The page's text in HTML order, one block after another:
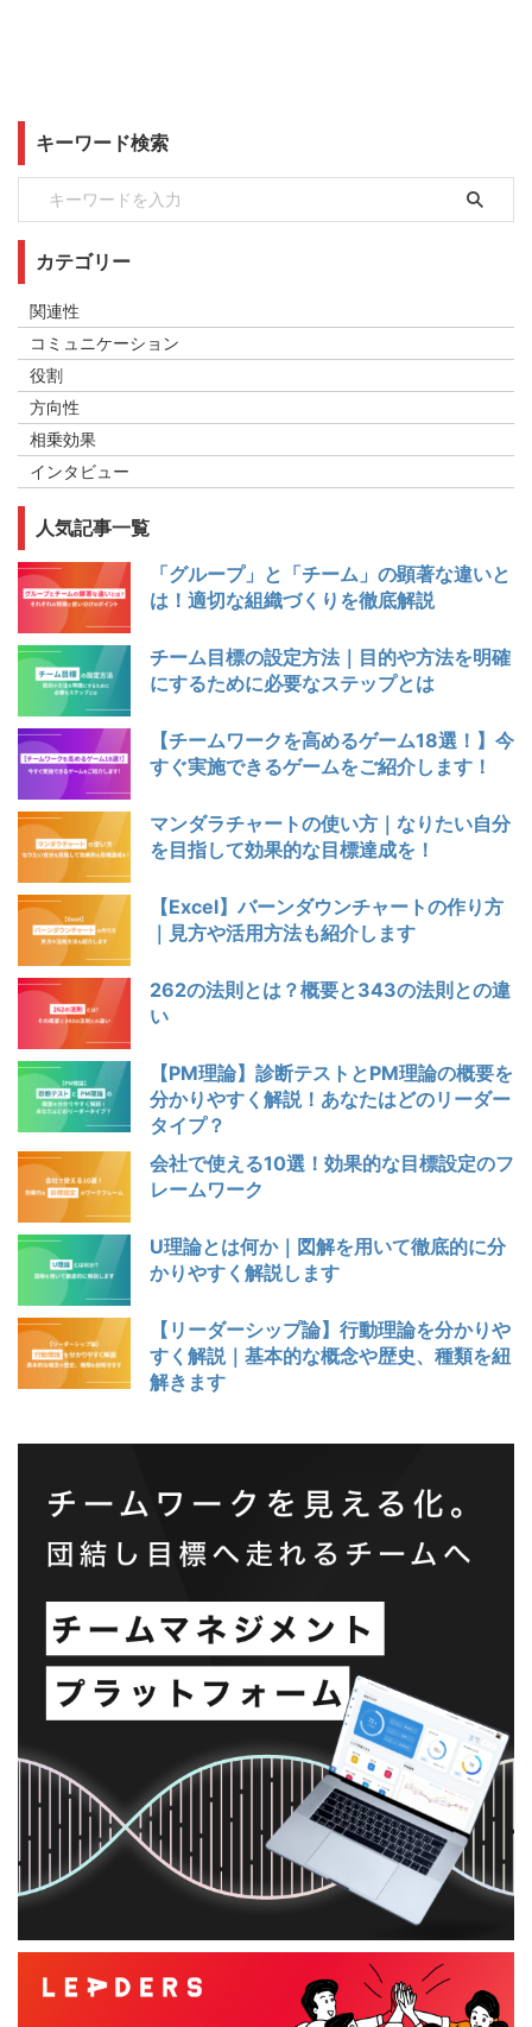
キーワード検索
カテゴリー
関連性
コミュニケーション
役割
方向性
相乗効果
インタビュー
人気記事一覧
「グループ」と「チーム」の顕著な違いと
は！適切な組織づくりを徹底解説
チーム目標の設定方法｜目的や方法を明確
にするために必要なステップとは
【チームワークを高めるゲーム18選！】今
すぐ実施できるゲームをご紹介します！
マンダラチャートの使い方｜なりたい自分
を目指して効果的な目標達成を！
【Excel】バーンダウンチャートの作り方
｜見方や活用方法も紹介します
262の法則とは？概要と343の法則との違
い
【PM理論】診断テストとPM理論の概要を
分かりやすく解説！あなたはどのリーダー
タイプ？
会社で使える10選！効果的な目標設定のフ
レームワーク
U理論とは何か｜図解を用いて徹底的に分
かりやすく解説します
【リーダーシップ論】行動理論を分かりや
すく解説｜基本的な概念や歴史、種類を紐
解きます